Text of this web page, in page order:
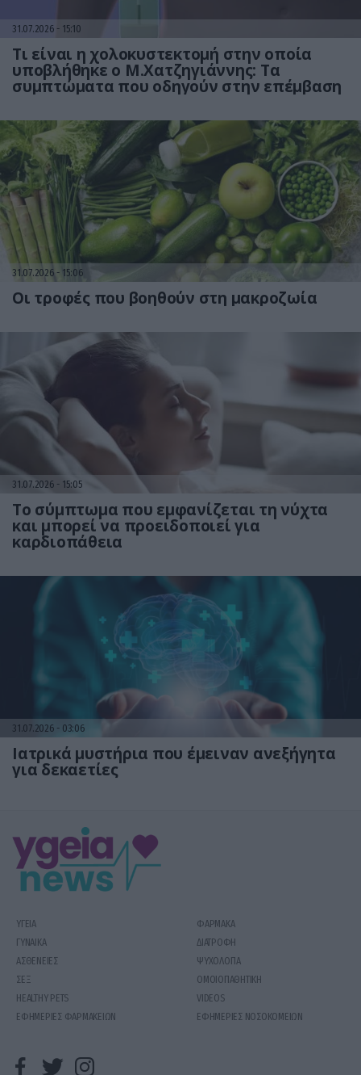
31.07.2026 15:10
Τι είναι η χολοκυστεκτομή στην οποία
υποβλήθηκε ο Μ.Χατζηγιάννης: Tα
συμπτώματα που οδηγούν στην επέμβαση
31.07.2026 15:06
Οι τροφές που βοηθούν στη μακροζωία
31.07.2026 15:05
Το σύμπτωμα που εμφανίζεται τη νύχτα
και μπορεί να προειδοποιεί για
καρδιοπάθεια
31.07.2026 03:06
Ιατρικά μυστήρια που έμειναν ανεξήγητα
για δεκαετίες
ΥΓΕΙΑ
ΦΑΡΜΑΚΑ
ΓΥΝΑΙΚΑ
ΔΙΑΤΡΟΦΗ
ΑΣΘΕΝΕΙΕΣ
ΨΥΧΟΛΟΓΙΑ
ΣΕΞ
ΟΜΟΙΟΠΑΘΗΤΙΚΗ
HEALTHY PETS
VIDEOS
ΕΦΗΜΕΡΙΕΣ ΦΑΡΜΑΚΕΙΩΝ
ΕΦΗΜΕΡΙΕΣ ΝΟΣΟΚΟΜΕΙΩΝ